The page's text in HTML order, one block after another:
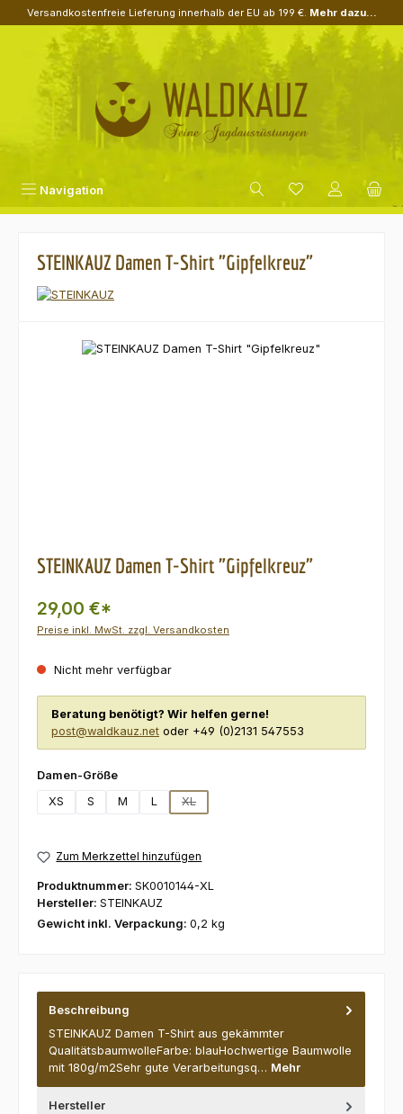
Zum Hauptinhalt springen
Versandkostenfreie Lieferung innerhalb der EU ab 199 €. Mehr dazu...
Navigation
STEINKAUZ Damen T-Shirt "Gipfelkreuz"
Bildergalerie überspringen
STEINKAUZ Damen T-Shirt "Gipfelkreuz"
29,00 €*
Preise inkl. MwSt. zzgl. Versandkosten
Nicht mehr verfügbar
Beratung benötigt? Wir helfen gerne!
post@waldkauz.net oder +49 (0)2131 547553
Damen-Größeauswählen
XS
S M L XL
(Diese Option ist zurzeit nicht verfügbar.)
Zum Merkzettel hinzufügen
Produktnummer: SK0010144-XL
Hersteller: STEINKAUZ
Gewicht inkl. Verpackung: 0,2 kg
Beschreibung
STEINKAUZ Damen T-Shirt aus gekämmter
QualitätsbaumwolleFarbe: blauHochwertige Baumwolle
mit 180g/m2Sehr gute Verarbeitungsq… Mehr
Hersteller